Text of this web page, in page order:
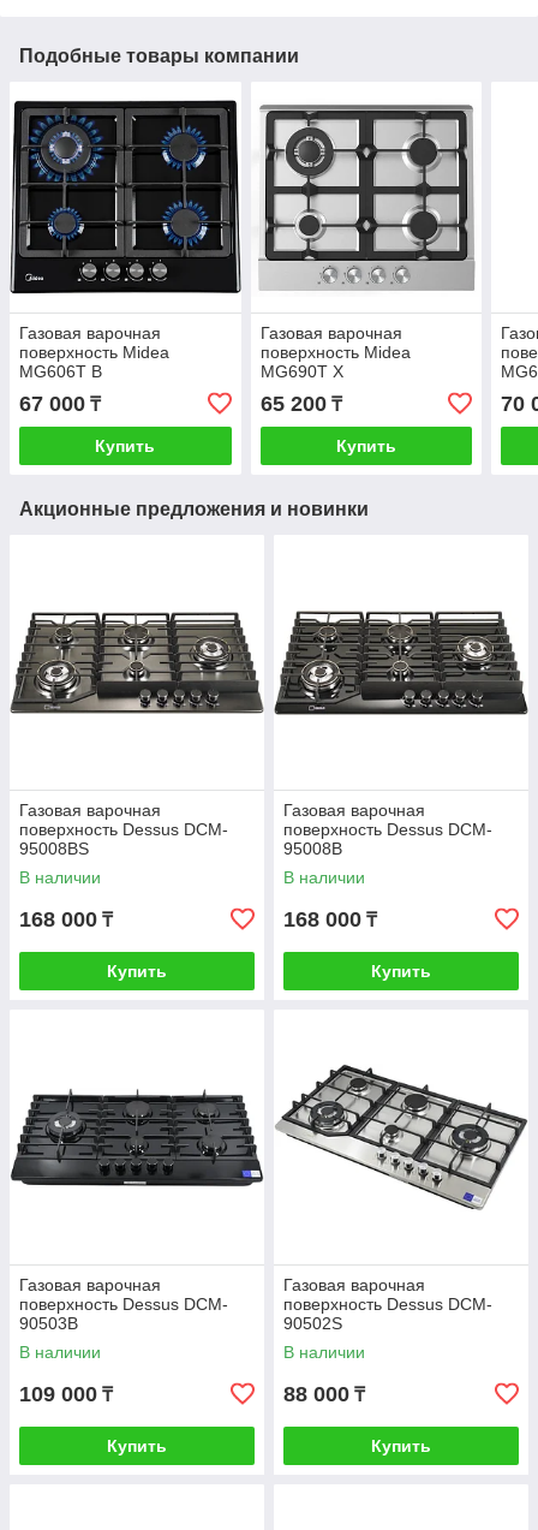
Подобные товары компании
Газовая варочная
поверхность Midea
MG606T B
67 000 ₸
Купить
Газовая варочная
поверхность Midea
MG690T X
65 200₸
Купить
70
Акционные предложения и новинки
Газовая варочная
поверхность Dessus DCM-
95008BS
В наличии
168 000 ₸
Купить
Газовая варочная
поверхность Dessus DCM-
95008B
В наличии
168 000 ₸
Купить
Газовая варочная
поверхность Dessus DCM-
90503B
В наличии
109 000 ₸
Купить
Газовая варочная
поверхность Dessus DCM-
90502S
В наличии
88 000 ₸
Купить